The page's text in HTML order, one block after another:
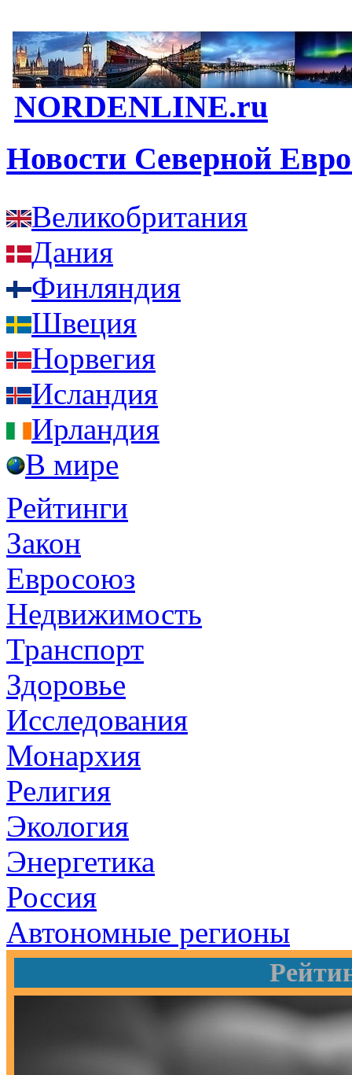
NORDENLINE.ru
Новости Северной
Великобритания
Дания
Финляндия
Швеция
Норвегия
Исландия
Ирландия
В мире
Рейтинги
Закон
Евросоюз
Недвижимость
Транспорт
Здоровье
Исследования
Монархия
Религия
Экология
Энергетика
Россия
Автономные регионы